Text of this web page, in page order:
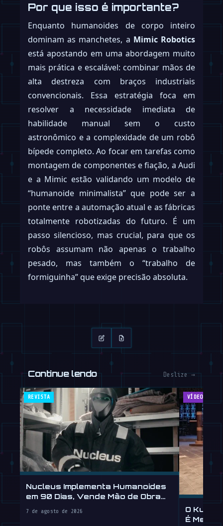
Por que isso é importante?
Enquanto humanoides de corpo inteiro
dominam as manchetes, a Mimic Robotics
está apostando em uma abordagem muito
mais prática e escalável: combinar mãos de
alta destreza com braços industriais
convencionais. Essa estratégia foca em
resolver a necessidade imediata de
habilidade manual sem o custo
astronômico e a complexidade de um robô
bípede completo. Ao focar em tarefas como
montagem de componentes e fiação, a Audi
e a Mimic estão validando um modelo de
“humanoide minimalista” que pode ser a
ponte entre a automação atual e as fábricas
totalmente robotizadas do futuro. É um
passo silencioso, mas crucial, para que os
robôs assumam não apenas o trabalho
pesado, mas também o “trabalho de
formiguinha” que exige precisão absoluta.
Continue lendo Deslize →
REVISTA
Nucleus Implementa Humanoides
em 90 Dias, Vende Mão de Obra
7 de agosto de 2026
VÍDEOS
O Kung
É